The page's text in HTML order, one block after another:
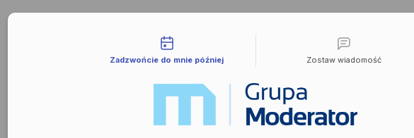
Możliwości kontaktu
Zadzwońcie do mnie później Zostaw wiadomość